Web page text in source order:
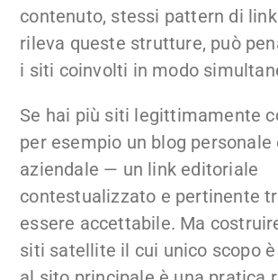
contenuto, stessi pattern di
rileva queste strutture, può
i siti coinvolti in modo
Se hai più siti legittimamente
per esempio un blog personale
aziendale — un link editoriale
contestualizzato e pertinente
essere accettabile. Ma
siti satellite il cui unico scopo